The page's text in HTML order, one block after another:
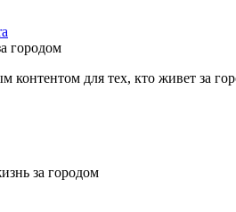
городом
контентом для тех, кто живет за
за городом